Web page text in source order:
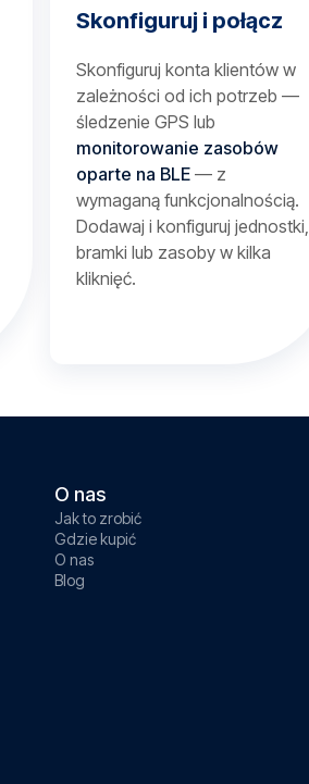
Skonfiguruj i połącz
Skonfiguruj konta klientów w
zależności od ich potrzeb —
śledzenie GPS lub
monitorowanie zasobów
oparte na BLE — z
wymaganą funkcjonalnością.
Dodawaj i konfiguruj jednostki,
bramki lub zasoby w kilka
kliknięć.
O nas
Jak to zrobić
Gdzie kupić
O nas
Blog